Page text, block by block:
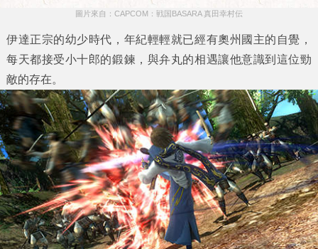
圖片來自：CAPCOM：戦国BASARA 真田幸村伝
伊達正宗的幼少時代，年紀輕輕就已經有奧州國主的自覺，
每天都接受小十郎的鍛鍊，與弁丸的相遇讓他意識到這位勁
敵的存在。